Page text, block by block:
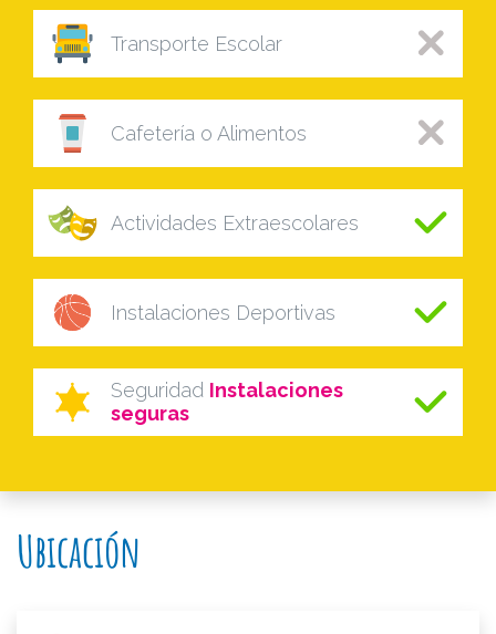
Transporte Escolar
Cafetería o Alimentos
Actividades Extraescolares
Instalaciones Deportivas
Seguridad Instalaciones
seguras
Ubicación